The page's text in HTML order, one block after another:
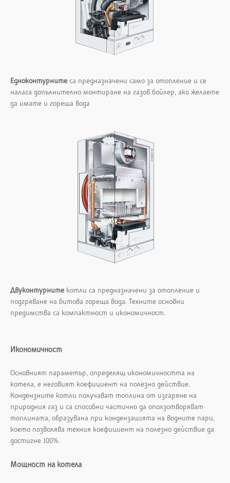
Едноконтурните са предназначени само за отопление и се
налага допълнително монтиране на газов бойлер, ако желаете
да имате и гореща вода
Двуконтурните котли са предназначени за отопление и
подгряване на битова гореща вода. Техните основни
предимства са компактност и икономичност.
Икономичност
Основният параметър, определящ икономичността на
котела, е неговият коефициент на полезно действие.
Кондензните котли получават топлина от изгаряне на
природния газ и са способни частично да оползотворяват
топлината, образувана при кондензацията на водните пари,
което позволява техния коефициент на полезно действие да
достигне 100%.
Мощност на котела